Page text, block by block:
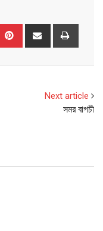
Pinterest Share
Next article
সমর বাগচী